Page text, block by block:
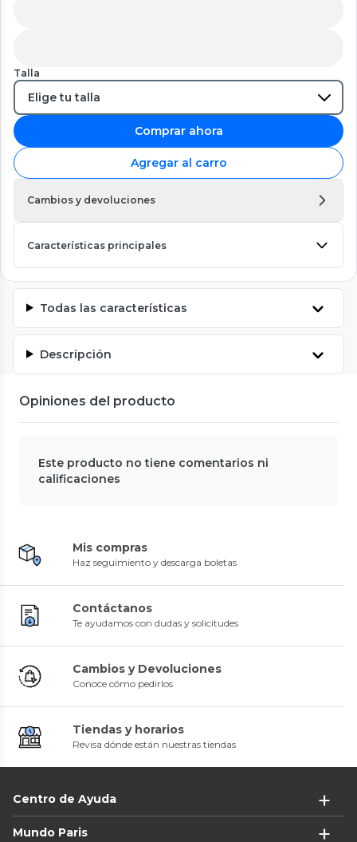
Talla
Comprar ahora
Agregar al carro
Cambios y devoluciones
Características principales
Todas las características
Descripción
Opiniones del producto
Este producto no tiene comentarios ni
calificaciones
Mis compras
Haz seguimiento y descarga boletas
Contáctanos
Te ayudamos con dudas y solicitudes
Cambios y Devoluciones
Conoce cómo pedirlos
Tiendas y horarios
Revisa dónde están nuestras tiendas
Centro de Ayuda
Mundo Paris